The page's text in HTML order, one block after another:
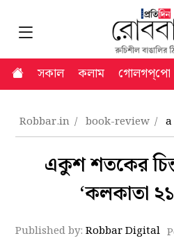
সকাল কলাম গোলগপ্‌পো
Robbar.in book-review
একুশ শতকের
‘কলকাতা
Published by:Robbar Digital